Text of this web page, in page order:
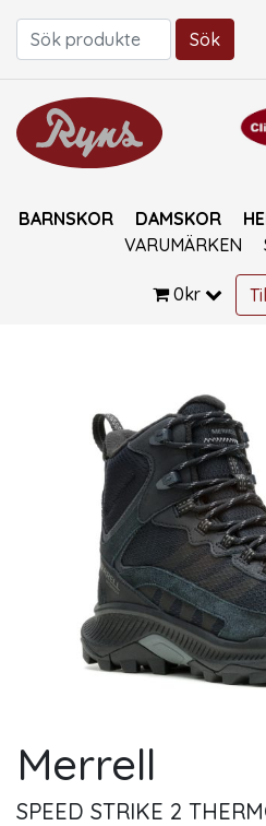
Sök efter:
Sök
BARNSKOR DAMSKOR
VARUMÄRKEN
0kr
Merrell
SPEED STRIKE 2